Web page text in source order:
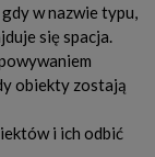
w nazwie typu,
się spacja.
obiekty zostają
i ich odbić